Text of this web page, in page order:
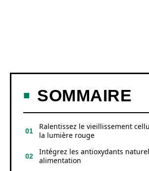
SOMMAIRE
Ralentissez le vieillissement
la lumière rouge
Intégrez les antioxydants
alimentation